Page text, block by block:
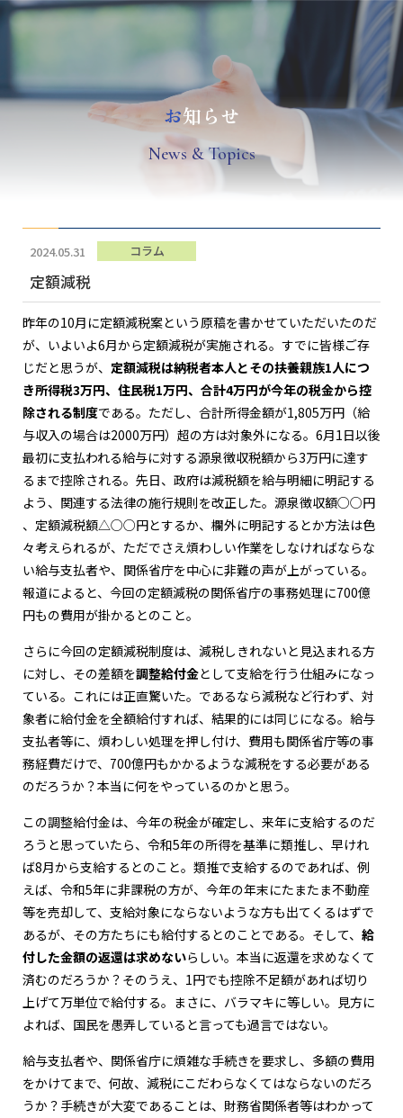
お知らせ
News & Topics
2024.05.31 コラム
定額減税
昨年の10月に定額減税案という原稿を書かせていただいたのだ
が、いよいよ6月から定額減税が実施される。すでに皆様ご存
じだと思うが、 定額減税は納税者本人とその扶養親族1人につ
き所得税3万円、住民税1万円、合計4万円が今年の税金から控
除される制度である。ただし、合計所得金額が1,805万円（給
与収入の場合は2000万円）超の方は対象外になる。6月1日以後
最初に支払われる給与に対する源泉徴収税額から3万円に達す
るまで控除される。先日、政府は減税額を給与明細に明記する
よう、関連する法律の施行規則を改正した。源泉徴収額○○円
、定額減税額△○○円とするか、欄外に明記するとか方法は色
々考えられるが、ただでさえ煩わしい作業をしなければならな
い給与支払者や、関係省庁を中心に非難の声が上がっている。
報道によると、今回の定額減税の関係省庁の事務処理に700億
円もの費用が掛かるとのこと。
さらに今回の定額減税制度は、減税しきれないと見込まれる方
に対し、その差額を調整給付金として支給を行う仕組みになっ
ている。これには正直驚いた。であるなら減税など行わず、対
象者に給付金を全額給付すれば、結果的には同じになる。給与
支払者等に、煩わしい処理を押し付け、費用も関係省庁等の事
務経費だけで、700億円もかかるような減税をする必要がある
のだろうか？本当に何をやっているのかと思う。
この調整給付金は、今年の税金が確定し、来年に支給するのだ
ろうと思っていたら、令和5年の所得を基準に類推し、早けれ
ば8月から支給するとのこと。類推で支給するのであれば、例
えば、令和5年に非課税の方が、今年の年末にたまたま不動産
等を売却して、支給対象にならないような方も出てくるはずで
あるが、その方たちにも給付するとのことである。そして、 給
付した金額の返還は求めないらしい。本当に返還を求めなくて
済むのだろうか？そのうえ、1円でも控除不足額があれば切り
上げて万単位で給付する。まさに、バラマキに等しい。見方に
よれば、国民を愚弄していると言っても過言ではない。
給与支払者や、関係省庁に煩雑な手続きを要求し、多額の費用
をかけてまで、何故、減税にこだわらなくてはならないのだろ
うか？手続きが大変であることは、財務省関係者等はわかって